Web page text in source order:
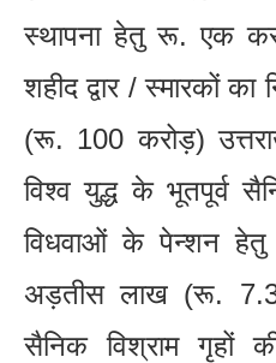
स्थापना हेतु रू. एक
शहीद द्वार / स्मारकों
(रू. 100 करोड़)
विश्व युद्ध के भूतपूर्व
विधवाओं के पेन्शन
अड़तीस लाख (रू.
सैनिक विश्राम गृहों